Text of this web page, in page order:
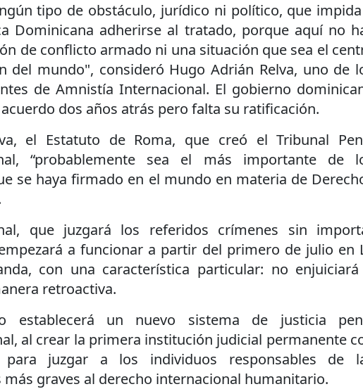
tipo de obstáculo, jurídico ni político, que
Dominicana adherirse al tratado, porque aquí no
de conflicto armado ni una situación que sea el
del mundo", consideró Hugo Adrián Relva, uno de
de Amnistía Internacional. El gobierno
dos años atrás pero falta su ratificación.
el Estatuto de Roma, que creó el Tribunal
“probablemente sea el más importante de
se haya firmado en el mundo en materia de
que juzgará los referidos crímenes sin
a funcionar a partir del primero de julio en
con una característica particular: no
retroactiva.
establecerá un nuevo sistema de justicia
al crear la primera institución judicial permanente
para juzgar a los individuos responsables de
más graves al derecho internacional humanitario.